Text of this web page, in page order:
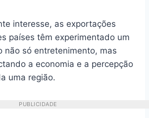
interesse, as exportações
países têm experimentado um
não só entretenimento, mas
a economia e a percepção
uma região.
PUBLICIDADE